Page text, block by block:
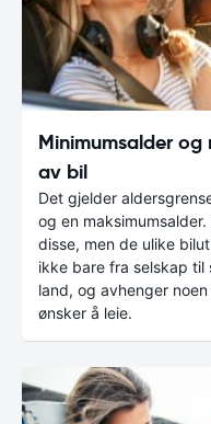
Minimumsalder og
av bil
Det gjelder
og en
disse, men de ulike
ikke bare fra selskap til
land, og avhenger
ønsker å leie.